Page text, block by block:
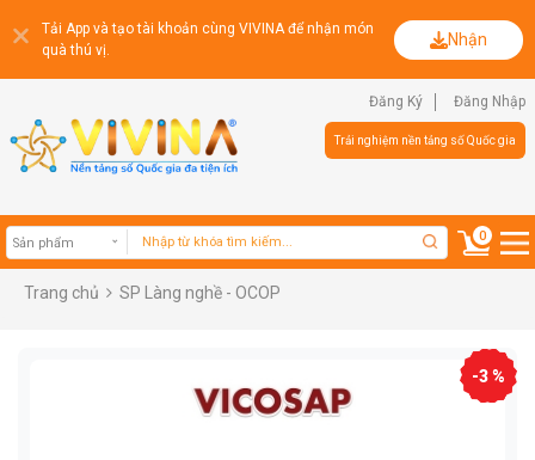
Tải App và tạo tài khoản cùng VIVINA để nhận món
quà thú vị.
Nhận
Đăng Ký Đăng Nhập
Trải nghiệm nền tảng số Quốc gia
0
Trang chủ SP Làng nghề - OCOP
-3 %